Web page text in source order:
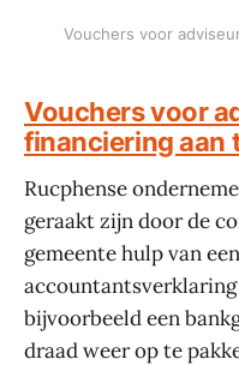
Vouchers voor
Vouchers voor
financiering aan
Rucphense
geraakt zijn door de
gemeente hulp van
bijvoorbeeld een
draad weer op te